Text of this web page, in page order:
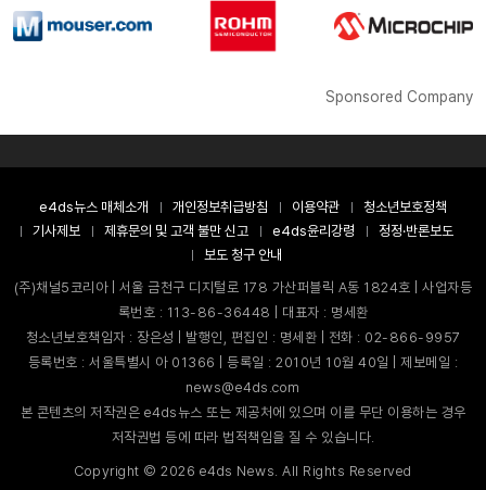
Sponsored Company
e4ds뉴스 매체소개 개인정보취급방침 이용약관
청소년보호정책
기사제보
제휴문의 및 고객 불만 신고 e4ds윤리강령
정정·반론보도
보도 청구 안내
(주)채널5코리아 | 서울 금천구 디지털로 178 가산퍼블릭 A동 1824호 | 사업자등
록번호 : 113-86-36448 | 대표자 : 명세환
청소년보호책임자 : 장은성 | 발행인, 편집인 : 명세환 | 전화 : 02-866-9957
등록번호 : 서울특별시 아 01366 | 등록일 : 2010년 10월 40일 | 제보메일 :
news@e4ds.com
본 콘텐츠의 저작권은 e4ds뉴스 또는 제공처에 있으며 이를 무단 이용하는 경우
저작권법 등에 따라 법적책임을 질 수 있습니다.
Copyright ©2026 e4ds News. All Rights Reserved